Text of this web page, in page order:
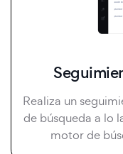
Realiza un
de búsqueda a lo
motor de